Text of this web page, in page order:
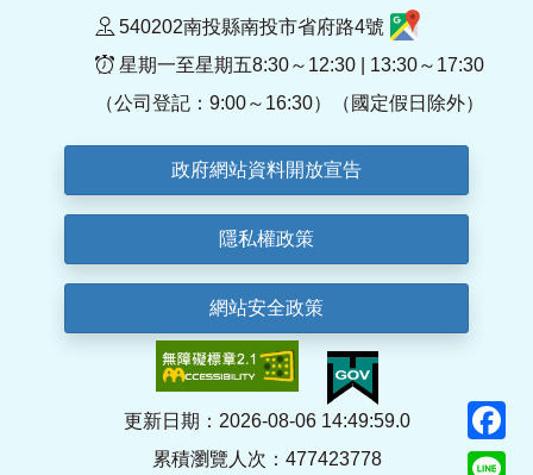
540202南投縣南投市省府路4號
星期一至星期五8:30～12:30 | 13:30～17:30
（公司登記：9:00～16:30）（國定假日除外）
政府網站資料開放宣告
隱私權政策
網站安全政策
更新日期：2026-08-06 14:49:59.0
累積瀏覽人次：477423778